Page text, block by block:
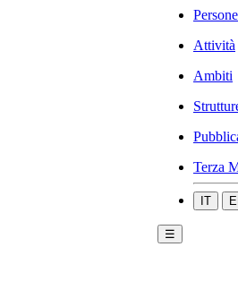
Persone
Attività
Ambiti
Terza
IT
☰